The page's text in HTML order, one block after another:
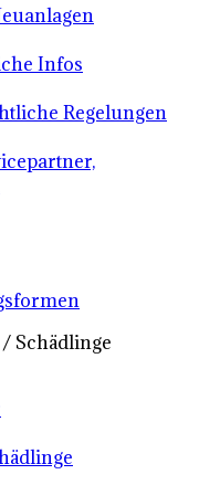
Infos
Regelungen
Schädlinge